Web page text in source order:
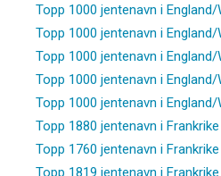
Topp 1000 jentenavn i England/
Topp 1000 jentenavn i England/
Topp 1000 jentenavn i England/
Topp 1000 jentenavn i England/
Topp 1000 jentenavn i England/
Topp 1880 jentenavn i
Topp 1760 jentenavn i
Topp 1819 jentenavn i